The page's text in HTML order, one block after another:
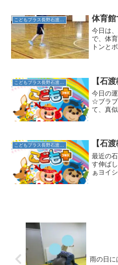
した様
こどもプラス長野石渡教室 体育
今日は
で、体
トンと
ントン
【石
今日の
☆ブラ
て、真
います
【石
最近の
す伸ば
ぁヨイ
雨の日に